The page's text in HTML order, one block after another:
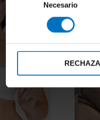
consentimiento
Necesario